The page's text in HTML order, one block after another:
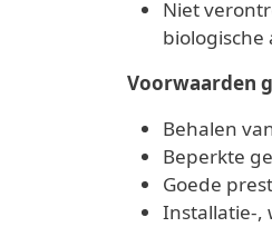
Niet
Voorwaarden
Behalen
Beperkte
Goede
Installatie-,